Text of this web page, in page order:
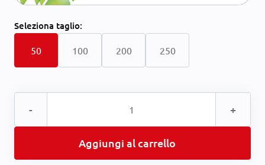
Seleziona taglio:
50 100 200 250
- +
Aggiungi al carrello